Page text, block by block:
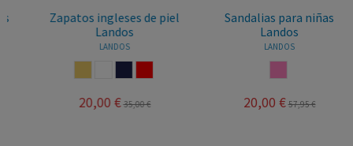
Zapatos ingleses de piel
Landos
LANDOS
20,00 € 35,00 €
Sandalias para niñas
Landos
LANDOS
20,00 € 57,95 €